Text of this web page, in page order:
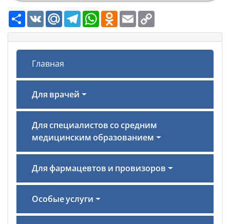
Ресурс
VK Mail.RuTelegramWhatsAppOdnoklassniki
Email
Главная
Для врачей
Для специалистов со средним
медицинским образованием
Для фармацевтов и провизоров
Особые услуги